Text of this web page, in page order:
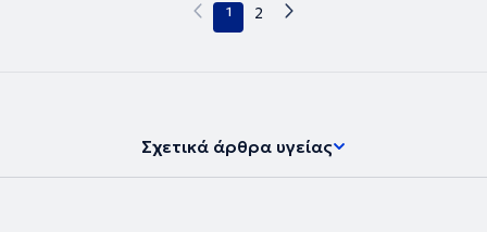
1 2
Σχετικά άρθρα υγείας